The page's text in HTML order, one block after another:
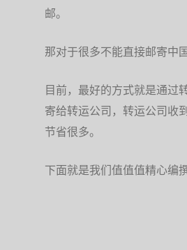
邮。
那对于很多不能直接邮寄中
目前，最好的方式就是通过
寄给转运公司，转运公司收
节省很多。
下面就是我们值值值精心编